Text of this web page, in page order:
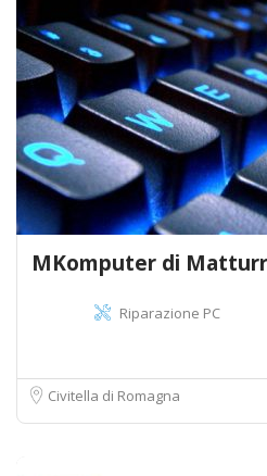
MKomputer di
Riparazione PC
Civitella di Romagna